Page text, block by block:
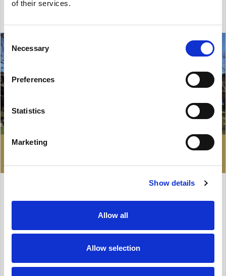
of their services.
Consent
Selection
Necessary
Preferences
Statistics
Marketing
Show details
Allow all
Allow selection
290 000 zł
DOM NA SPRZEDAŻ